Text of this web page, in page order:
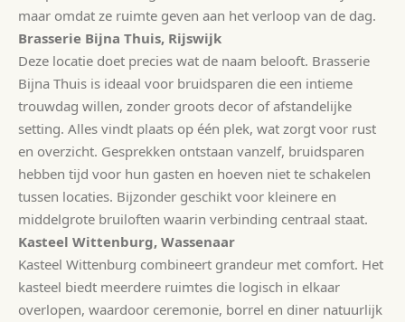
maar omdat ze ruimte geven aan het verloop van de dag.
Brasserie Bijna Thuis, Rijswijk
Deze locatie doet precies wat de naam belooft. Brasserie
Bijna Thuis is ideaal voor bruidsparen die een intieme
trouwdag willen, zonder groots decor of afstandelijke
setting. Alles vindt plaats op één plek, wat zorgt voor rust
en overzicht. Gesprekken ontstaan vanzelf, bruidsparen
hebben tijd voor hun gasten en hoeven niet te schakelen
tussen locaties. Bijzonder geschikt voor kleinere en
middelgrote bruiloften waarin verbinding centraal staat.
Kasteel Wittenburg, Wassenaar
Kasteel Wittenburg combineert grandeur met comfort. Het
kasteel biedt meerdere ruimtes die logisch in elkaar
overlopen, waardoor ceremonie, borrel en diner natuurlijk